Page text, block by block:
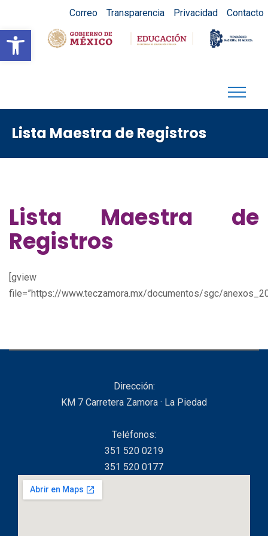
Abrir barra de herramientas
Correo Transparencia Privacidad Contacto
Lista Maestra de Registros
Lista Maestra de
Registros
[gview
file=”https://www.teczamora.mx/documentos/sgc/
Dirección:
KM 7 Carretera Zamora · La Piedad
Teléfonos:
351 520 0219
351 520 0177